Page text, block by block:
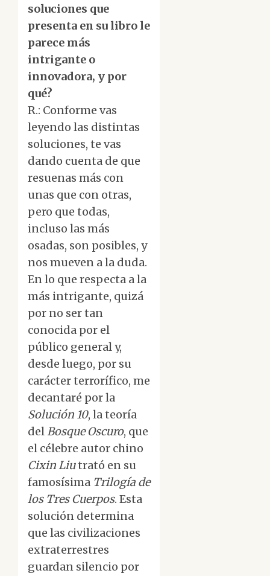
soluciones que
presenta en su libro le
parece más
intrigante o
innovadora, y por
qué?
R.: Conforme vas
leyendo las distintas
soluciones, te vas
dando cuenta de que
resuenas más con
unas que con otras,
pero que todas,
incluso las más
osadas, son posibles, y
nos mueven a la duda.
En lo que respecta a la
más intrigante, quizá
por no ser tan
conocida por el
público general y,
desde luego, por su
carácter terrorífico, me
decantaré por la
Solución 10, la teoría
delBosque Oscuro, que
el célebre autor chino
Cixin Liutrató en su
famosísima Trilogía de
los Tres Cuerpos. Esta
solución determina
que las civilizaciones
extraterrestres
guardan silencio por